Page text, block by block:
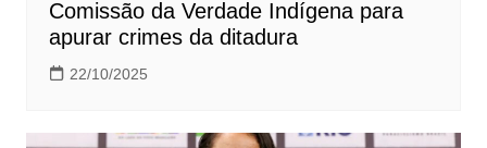
Comissão da Verdade Indígena para
apurar crimes da ditadura
22/10/2025